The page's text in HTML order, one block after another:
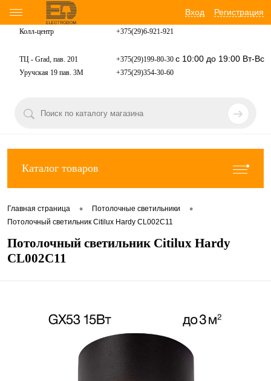
Вход Регистрация
Колл-центр +375(29)6-921-921
ТЦ - Grad, пав. 201 +375(29)199-80-30 с 10:00 до 19:00 Вт-Вс
Уручская 19 пав. 3М +375(29)354-30-60
Каталог товаров
Главная страница • Потолочные светильники •
Потолочный светильник Citilux Hardy CL002C11
Потолочный светильник Citilux Hardy
CL002C11